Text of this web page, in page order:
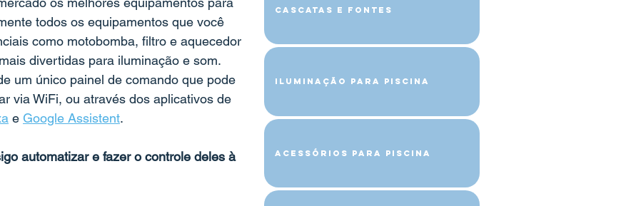
todos os equipamentos que você
como motobomba, filtro e aquecedor
divertidas para iluminação e som.
um único painel de comando que pode
via WiFi, ou através dos aplicativos de
e Google Assistent.
automatizar e fazer o controle deles à
Cascatas e Fontes
Iluminação para Piscina
Acessórios para Piscina